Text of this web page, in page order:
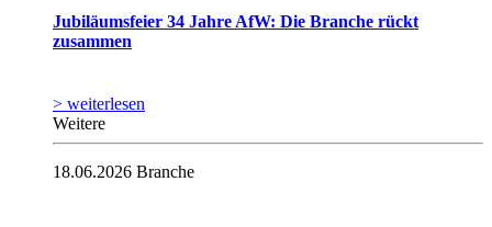
Jubiläumsfeier 34 Jahre AfW: Die Branche rückt
zusammen
> weiterlesen
Weitere
18.06.2026 Branche